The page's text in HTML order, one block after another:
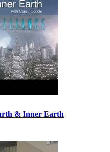
& Inner Earth